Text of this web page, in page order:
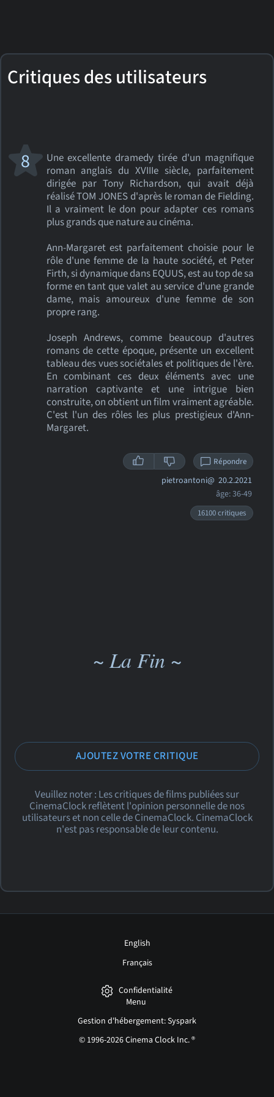
Critiques des utilisateurs
Une excellente dramedy tirée d'un magnifique
roman anglais du XVIIIe siècle, parfaitement
dirigée par Tony Richardson, qui avait déjà
réalisé TOM JONES d'après le roman de Fielding.
Il a vraiment le don pour adapter ces romans
plus grands que nature au cinéma.
Ann-Margaret est parfaitement choisie pour le
rôle d'une femme de la haute société, et Peter
Firth, si dynamique dans EQUUS, est au top de sa
forme en tant que valet au service d'une grande
dame, mais amoureux d'une femme de son
propre rang.
Joseph Andrews, comme beaucoup d'autres
romans de cette époque, présente un excellent
tableau des vues sociétales et politiques de l'ère.
En combinant ces deux éléments avec une
narration captivante et une intrigue bien
construite, on obtient un film vraiment agréable.
C'est l'un des rôles les plus prestigieux d'Ann-
Margaret.
8
Répondre
pietroantoni@ 20.2.2021
âge: 36-49
16100 critiques
~ La Fin ~
AJOUTEZ VOTRE CRITIQUE
Veuillez noter : Les critiques de films publiées sur
CinemaClock reflètent l'opinion personnelle de nos
utilisateurs et non celle de CinemaClock. CinemaClock
n'est pas responsable de leur contenu.
English
Français
Confidentialité
Menu
Gestion d'hébergement: Syspark
© 1996-2026 Cinema Clock Inc. ®